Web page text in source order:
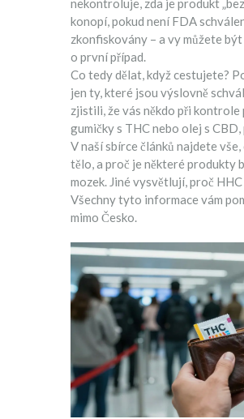
nekontroluje, zda je produkt
konopí, pokud není FDA
zkonfiskovány – a vy můžete
o první případ.
Co tedy dělat, když cestujete?
jen ty, které jsou výslovně
zjistili, že vás někdo při kontrole
gumičky s THC nebo olej s
V naší sbírce článků najdete
tělo, a proč je některé produkty
mozek. Jiné vysvětlují, proč
Všechny tyto informace vám
mimo Česko.